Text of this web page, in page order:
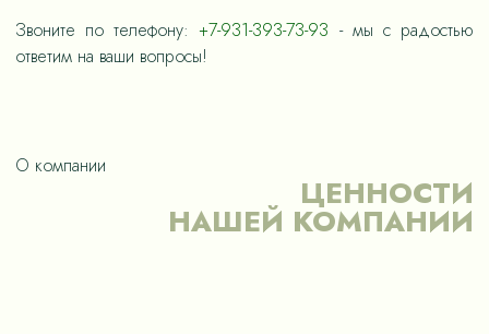
Звоните по телефону:+7-931-393-73-93 - мы с радостью
ответим на ваши вопросы!
О компании
ЦЕННОСТИ
НАШЕЙ КОМПАНИИ